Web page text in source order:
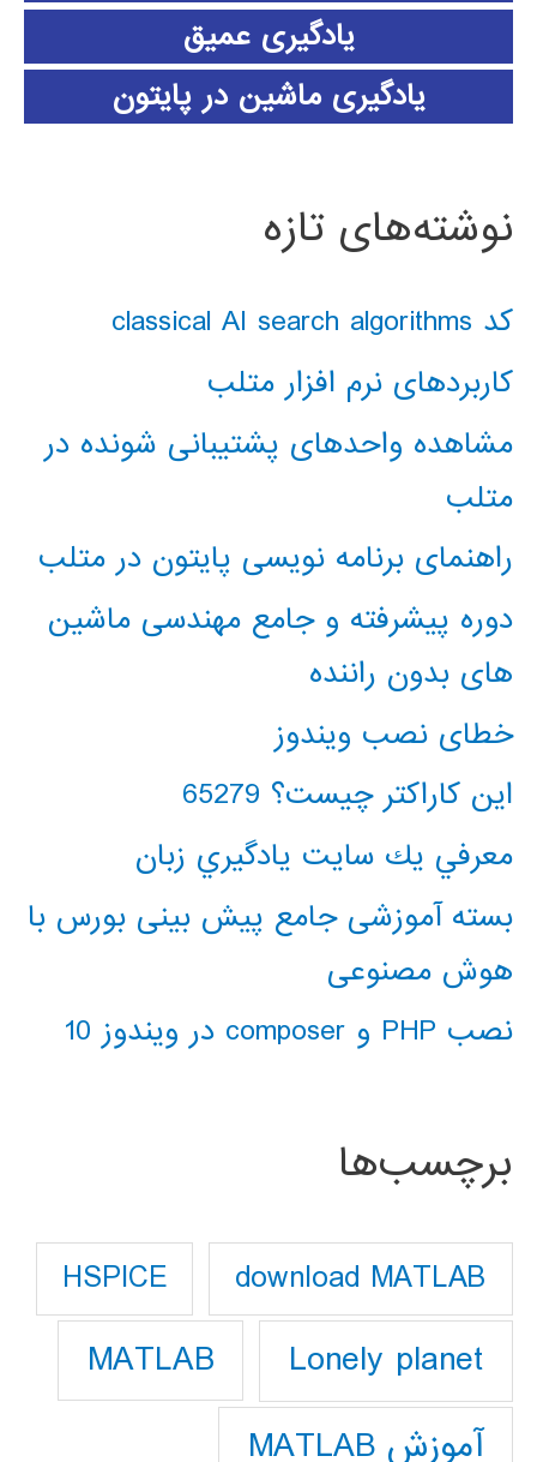
یادگیری عمیق
یادگیری ماشین در پایتون
نوشته‌های تازه
کد classical AI search algorithms
کاربردهای نرم افزار متلب
مشاهده واحدهای پشتیبانی شونده در
متلب
راهنمای برنامه نویسی پایتون در متلب
دوره پیشرفته و جامع مهندسی ماشین
های بدون راننده
خطای نصب ویندوز
این کاراکتر چیست؟ 65279
معرفي يك سايت يادگيري زبان
بسته آموزشی جامع پیش بینی بورس با
هوش مصنوعی
نصب PHP و composer در ویندوز 10
برچسب‌ها
download MATLAB
HSPICE
Lonely planet
MATLAB
آموزش MATLAB